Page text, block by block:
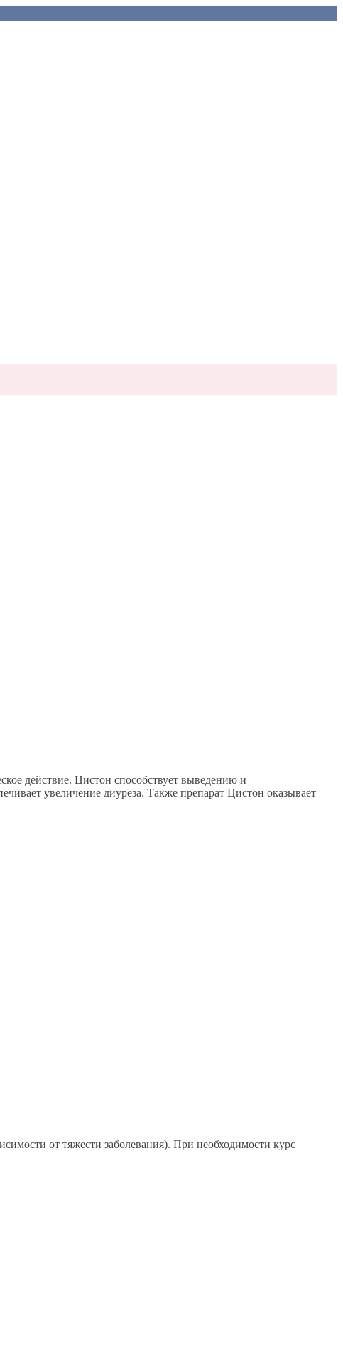
действие. Цистон способствует выведению и
увеличение диуреза. Также препарат Цистон оказывает
от тяжести заболевания). При необходимости курс